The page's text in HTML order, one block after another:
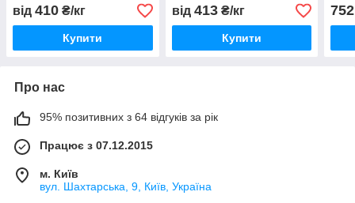
від 410 ₴/кг
Купити
від 413₴/кг
Купити
752
Про нас
95% позитивних з 64 відгуків за рік
Працює з 07.12.2015
м. Київ
вул. Шахтарська, 9, Київ, Україна